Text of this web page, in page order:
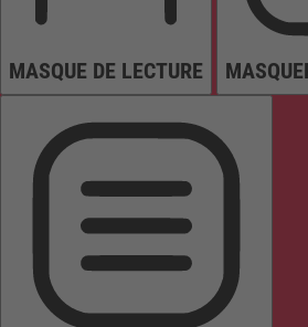
MASQUE DE LECTURE